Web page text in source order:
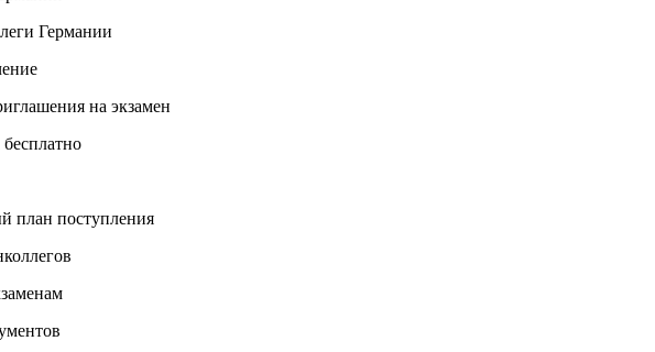
Германии
на экзамен
план поступления